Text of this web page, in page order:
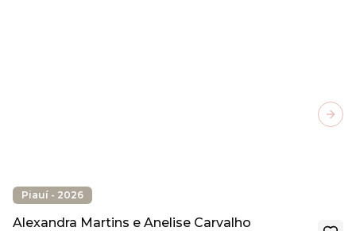
Piauí - 2026
Alexandra Martins e Anelise Carvalho